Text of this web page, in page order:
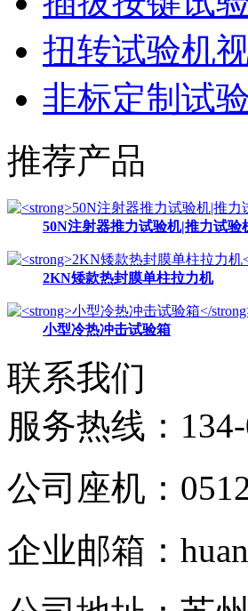
扭转试验机
非标定制试
推荐产品
50N注射器推力试验机|推力试验
2KN矮款热封膜单柱拉力机
小型冷热冲击试验箱
联系我们
服务热线：
公司座机：
企业邮箱：